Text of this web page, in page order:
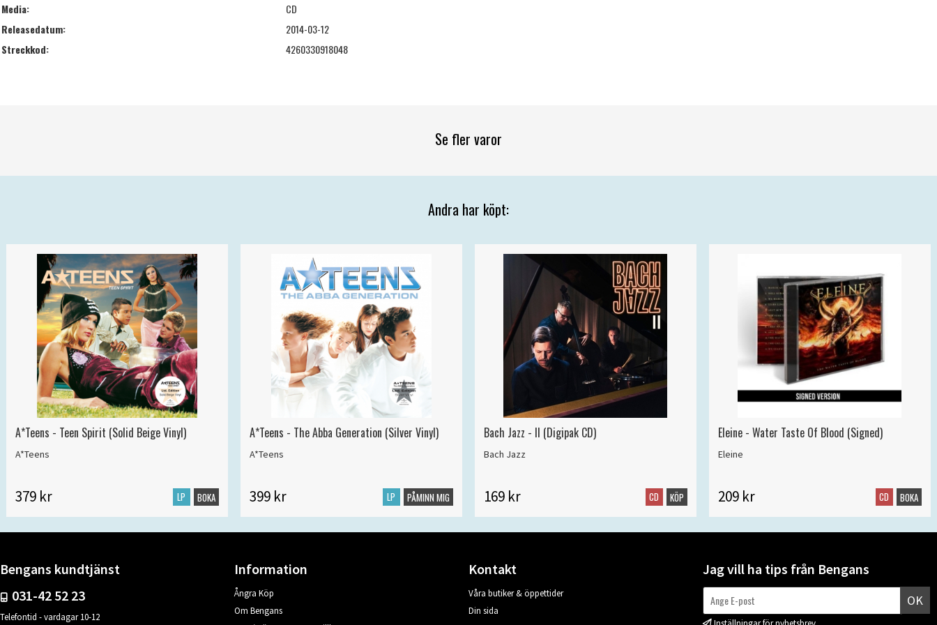
Media:
CD
Releasedatum:
2014-03-12
Streckkod:
4260330918048
Se fler varor
Andra har köpt:
A*Teens - Teen Spirit (Solid Beige Vinyl)
A*Teens
379 kr LP BOKA
A*Teens - The Abba Generation (Silver Vinyl)
A*Teens
399 kr LP PÅMINN MIG
Bach Jazz - II (Digipak CD)
Bach Jazz
169 kr CD KÖP
Eleine - Water Taste Of Blood (Signed)
Eleine
209 kr CD BOKA
Bengans kundtjänst
031-42 52 23
Telefontid - vardagar 10-12
Information
Ångra Köp
Om Bengans
Kontakt
Våra butiker & öppettider
Din sida
Jag vill ha tips från Bengans
OK